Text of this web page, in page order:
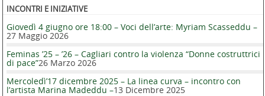
INCONTRI E INIZIATIVE
Giovedì 4 giugno ore 18:00 – Voci dell’arte: Myriam Scasseddu –
27 Maggio 2026
Feminas ’25 – ’26 – Cagliari contro la violenza “Donne costruttrici
di pace”26 Marzo 2026
Mercoledì’17 dicembre 2025 – La linea curva – incontro con
l’artista Marina Madeddu –13 Dicembre 2025